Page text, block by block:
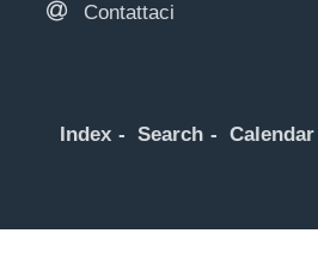
Contattaci
Index Search Calendar